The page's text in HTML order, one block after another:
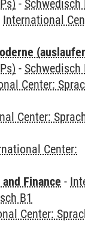
- Schwedisch
International
- Schwedisch
Center:
Center:
Center:
Finance -
B1
Center: